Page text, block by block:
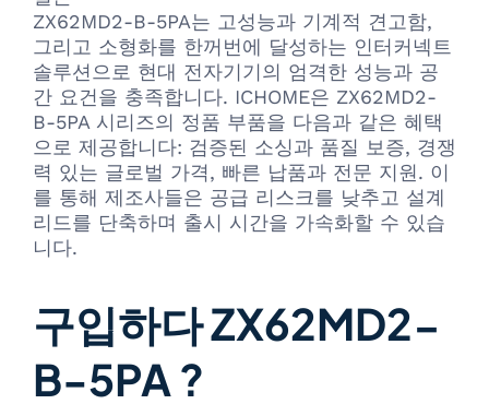
ZX62MD2-B-5PA는 고성능과 기계적 견고함,
그리고 소형화를 한꺼번에 달성하는 인터커넥트
솔루션으로 현대 전자기기의 엄격한 성능과 공
간 요건을 충족합니다. ICHOME은 ZX62MD2-
B-5PA 시리즈의 정품 부품을 다음과 같은 혜택
으로 제공합니다: 검증된 소싱과 품질 보증, 경쟁
력 있는 글로벌 가격, 빠른 납품과 전문 지원. 이
를 통해 제조사들은 공급 리스크를 낮추고 설계
리드를 단축하며 출시 시간을 가속화할 수 있습
니다.
구입하다 ZX62MD2-
B-5PA ?